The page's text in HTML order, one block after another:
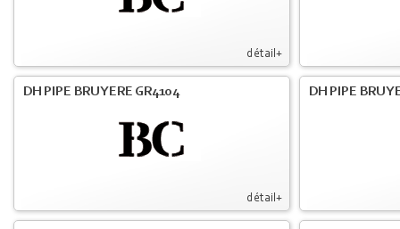
détail+
détail+
DH PIPE BRUYERE GR4104 DH PIPE